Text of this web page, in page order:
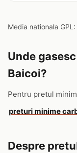
Media nationala GPL:
Unde
Baicoi?
Pentru pretul
preturi minime
Despre